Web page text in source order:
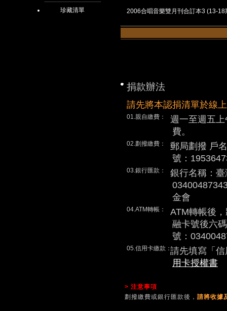
珍藏清單 2006合唱音樂雙月刊合訂本3 (13-18
捐款辦法
請先將本認捐清單於線
01.親自繳費：
週一至週五
費。
02.劃撥繳費：
郵局劃撥 戶
號：
03.銀行匯款：
銀行名稱：
金會
04.ATM轉帳：
ATM轉帳後
融卡號後六
號：
05.信用卡繳款：請先填寫「
用卡授權書
> 注意事項
劃撥繳費或銀行匯款後， 請將收據